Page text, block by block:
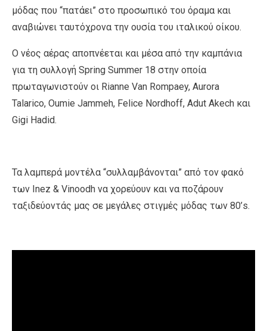
μόδας που “πατάει” στο προσωπικό του όραμα και
αναβιώνει ταυτόχρονα την ουσία του ιταλικού οίκου.
Ο νέος αέρας αποπνέεται και μέσα από την καμπάνια
για τη συλλογή Spring Summer 18 στην οποία
πρωταγωνιστούν οι Rianne Van Rompaey, Aurora
Talarico, Oumie Jammeh, Felice Nordhoff, Adut Akech και
Gigi Hadid.
Τα λαμπερά μοντέλα “συλλαμβάνονται” από τον φακό
των Inez & Vinoodh να χορεύουν και να ποζάρουν
ταξιδεύοντάς μας σε μεγάλες στιγμές μόδας των 80’s.